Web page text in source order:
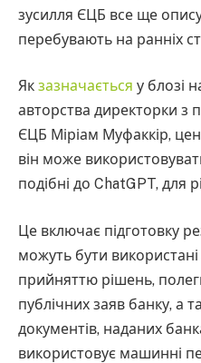
зусилля ЄЦБ все ще
перебувають на ранніх
Як зазначається у блозі
авторства директорки з
ЄЦБ Міріам Муфаккір,
він може
подібні до ChatGPT, для
Це включає підготовку
можуть бути
прийняттю рішень,
публічних заяв банку, а
документів, наданих
використовує машинні